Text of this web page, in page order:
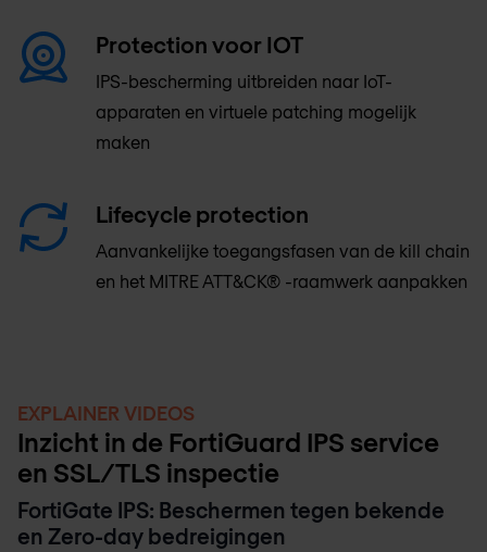
Protection voor IOT
IPS-bescherming uitbreiden naar IoT-
apparaten en virtuele patching mogelijk
maken
Lifecycle protection
Aanvankelijke toegangsfasen van de kill chain
en het MITRE ATT&CK® -raamwerk aanpakken
EXPLAINER VIDEOS
Inzicht in de FortiGuard IPS service
en SSL/TLS inspectie
FortiGate IPS: Beschermen tegen bekende
en Zero-day bedreigingen